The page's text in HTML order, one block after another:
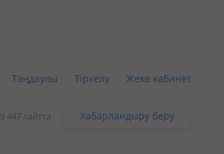
Таңдаулы Тіркелу Жеке кабинет
447 сайтта Хабарландыру беру